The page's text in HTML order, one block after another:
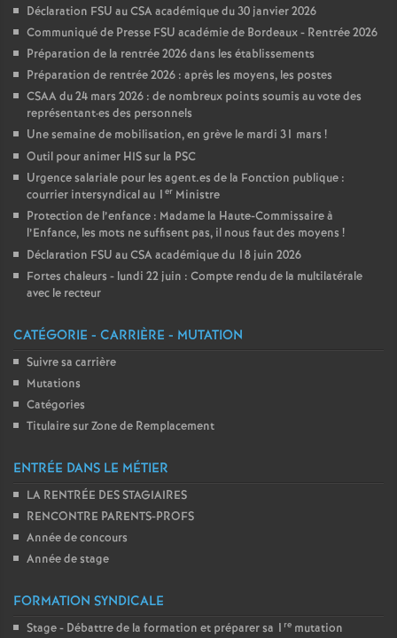
Déclaration FSU au CSA académique du 30 janvier 2026
Communiqué de Presse FSU académie de Bordeaux - Rentrée 2026
Préparation de la rentrée 2026 dans les établissements
Préparation de rentrée 2026 : après les moyens, les postes
CSAA du 24 mars 2026 : de nombreux points soumis au vote des
représentant·es des personnels
Une semaine de mobilisation, en grève le mardi 31 mars !
Outil pour animer HIS sur la PSC
Urgence salariale pour les agent.es de la Fonction publique :
courrier intersyndical au 1 er Ministre
Protection de l’enfance : Madame la Haute-Commissaire à
l’Enfance, les mots ne suffisent pas, il nous faut des moyens !
Déclaration FSU au CSA académique du 18 juin 2026
Fortes chaleurs - lundi 22 juin : Compte rendu de la multilatérale
avec le recteur
CATÉGORIE - CARRIÈRE - MUTATION
Suivre sa carrière
Mutations
Catégories
Titulaire sur Zone de Remplacement
ENTRÉE DANS LE MÉTIER
LA RENTRÉE DES STAGIAIRES
RENCONTRE PARENTS-PROFS
Année de concours
Année de stage
FORMATION SYNDICALE
Stage - Débattre de la formation et préparer sa 1 re mutation